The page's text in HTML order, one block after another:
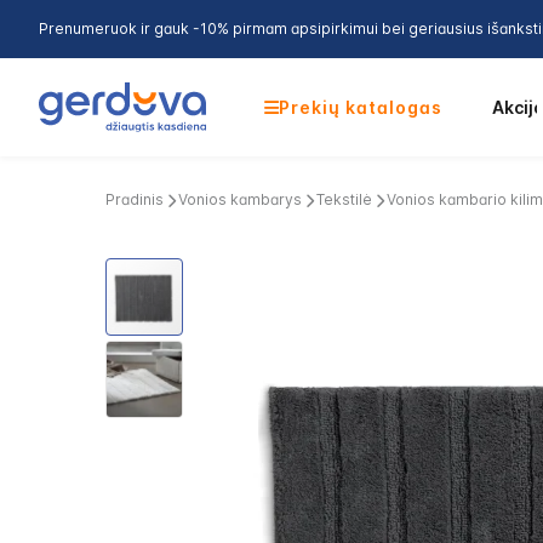
Prenumeruok ir gauk -10% pirmam apsipirkimui bei geriausius
Prekių katalogas Akcijos
Pradinis Vonios kambarys Tekstilė Vonios kambario
Skip
to
end
of
the
images